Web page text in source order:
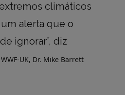
climáticos
alerta que o
ignorar”, diz
UK, Dr. Mike Barrett